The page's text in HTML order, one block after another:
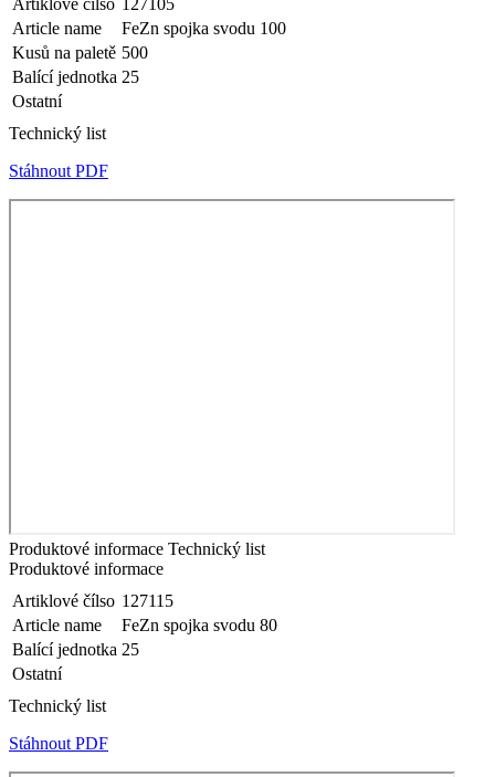
Article name
FeZn spojka svodu 100
Kusů na paletě 500
Balící jednotka 25
Ostatní
Technický list
Stáhnout PDF
Produktové informace Technický list
Produktové informace
Artiklové čílso 127115
Article name
FeZn spojka svodu 80
Balící jednotka 25
Ostatní
Technický list
Stáhnout PDF